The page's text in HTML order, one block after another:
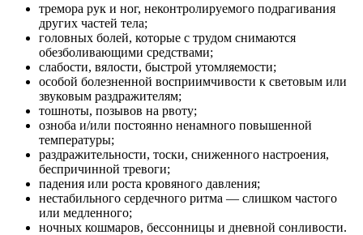
тремора рук и ног, неконтролируемого подрагивания
других частей тела;
головных болей, которые с трудом снимаются
обезболивающими средствами;
слабости, вялости, быстрой утомляемости;
особой болезненной восприимчивости к световым или
звуковым раздражителям;
тошноты, позывов на рвоту;
озноба и/или постоянно ненамного повышенной
температуры;
раздражительности, тоски, сниженного настроения,
беспричинной тревоги;
падения или роста кровяного давления;
нестабильного сердечного ритма — слишком частого
или медленного;
ночных кошмаров, бессонницы и дневной сонливости.